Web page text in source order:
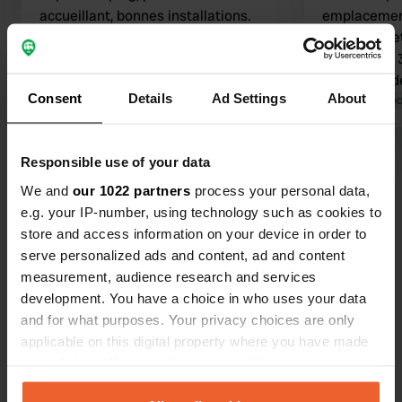
Consent Details Ad Settings About
Responsible use of your data
We and our 1022 partners process your personal data,
e.g. your IP-number, using technology such as cookies to
store and access information on your device in order to
serve personalized ads and content, ad and content
measurement, audience research and services
development. You have a choice in who uses your data
and for what purposes. Your privacy choices are only
applicable on this digital property where you have made
any time from the Cookie Declaration or by clicking on
accueillant, bonnes installations.
davantage. À noter : impossible de
vider les eaux grises. Difficile de
plusieurs jours. Propriétaires de
chiens : à partir du 15 juin, les chiens
ne sont plus admis sur cette
immense plage ! Dommage ; une
petite zone où les chiens seraient
autorisés dans l'eau serait
appréciable par cette chaleur.
Traduit par GoogleAfficher l'original
piscine
soignées A
jolie tente
facilement
Traduit par
Voir tous les 13 avis
Es-tu déjà venu ici ?
Contact